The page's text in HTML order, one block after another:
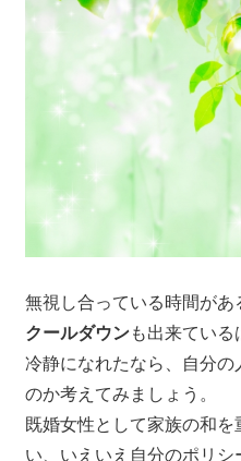
無視し合っている時間があ
クールダウンも出来ている
冷静になれたなら、自分
のか考えてみましょう。
既婚女性として家族の和
い、いえいえ自分のポリ